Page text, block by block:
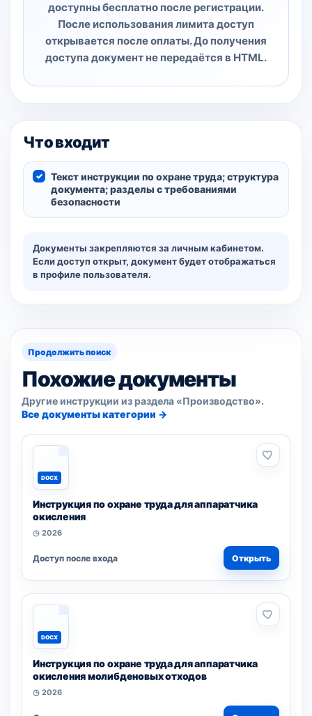
доступны бесплатно после регистрации.
После использования лимита доступ
открывается после оплаты. До получения
доступа документ не передаётся в HTML.
Что входит
Текст инструкции по охране труда; структура
документа; разделы с требованиями
безопасности
Документы закрепляются за личным кабинетом.
Если доступ открыт, документ будет отображаться
в профиле пользователя.
Продолжить поиск
Похожие документы
Другие инструкции из раздела «Производство».
Все документы категории →
DOCX
Инструкция по охране труда для аппаратчика
окисления
◷ 2026
Доступ после входа Открыть
DOCX
Инструкция по охране труда для аппаратчика
окисления молибденовых отходов
◷ 2026